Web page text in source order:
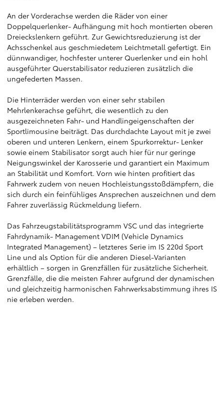
An der Vorderachse werden die Räder von einer
Doppelquerlenker- Aufhängung mit hoch montierten oberen
Dreieckslenkern geführt. Zur Gewichtsreduzierung ist der
Achsschenkel aus geschmiedetem Leichtmetall gefertigt. Ein
dünnwandiger, hochfester unterer Querlenker und ein hohl
ausgeführter Querstabilisator reduzieren zusätzlich die
ungefederten Massen.
Die Hinterräder werden von einer sehr stabilen
Mehrlenkerachse geführt, die wesentlich zu den
ausgezeichneten Fahr- und Handlingeigenschaften der
Sportlimousine beiträgt. Das durchdachte Layout mit je zwei
oberen und unteren Lenkern, einem Spurkorrektur- Lenker
sowie einem Stabilisator sorgt auch hier für nur geringe
Neigungswinkel der Karosserie und garantiert ein Maximum
an Stabilität und Komfort. Vorn wie hinten profitiert das
Fahrwerk zudem von neuen Hochleistungsstoßdämpfern, die
sich durch ein feinfühliges Ansprechen auszeichnen und dem
Fahrer zuverlässig Rückmeldung liefern.
Das Fahrzeugstabilitätsprogramm VSC und das integrierte
Fahrdynamik- Management VDIM (Vehicle Dynamics
Integrated Management) – letzteres Serie im IS 220d Sport
Line und als Option für die anderen Diesel-Varianten
erhältlich – sorgen in Grenzfällen für zusätzliche Sicherheit.
Grenzfälle, die die meisten Fahrer aufgrund der dynamischen
und gleichzeitig harmonischen Fahrwerksabstimmung ihres IS
nie erleben werden.